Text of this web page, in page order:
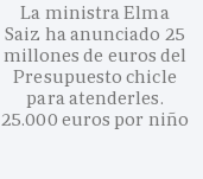
La ministra Elma
Saiz ha anunciado 25
millones de euros del
Presupuesto chicle
para atenderles.
25.000 euros por niño